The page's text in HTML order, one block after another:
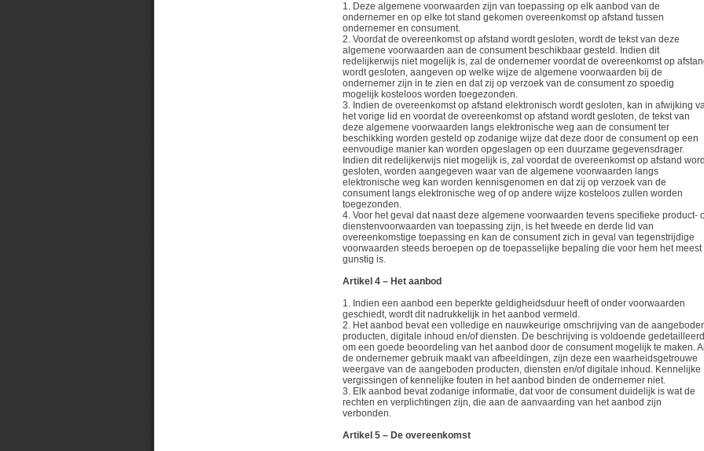
1. Deze algemene voorwaarden zijn van toepassing op elk aanbod van de
ondernemer en op elke tot stand gekomen overeenkomst op afstand tussen
ondernemer en consument.
2. Voordat de overeenkomst op afstand wordt gesloten, wordt de tekst van deze
algemene voorwaarden aan de consument beschikbaar gesteld. Indien dit
redelijkerwijs niet mogelijk is, zal de ondernemer voordat de overeenkomst op
wordt gesloten, aangeven op welke wijze de algemene voorwaarden bij de
ondernemer zijn in te zien en dat zij op verzoek van de consument zo spoedig
mogelijk kosteloos worden toegezonden.
3. Indien de overeenkomst op afstand elektronisch wordt gesloten, kan in afwijking
het vorige lid en voordat de overeenkomst op afstand wordt gesloten, de tekst van
deze algemene voorwaarden langs elektronische weg aan de consument ter
beschikking worden gesteld op zodanige wijze dat deze door de consument op een
eenvoudige manier kan worden opgeslagen op een duurzame gegevensdrager.
Indien dit redelijkerwijs niet mogelijk is, zal voordat de overeenkomst op afstand
gesloten, worden aangegeven waar van de algemene voorwaarden langs
elektronische weg kan worden kennisgenomen en dat zij op verzoek van de
consument langs elektronische weg of op andere wijze kosteloos zullen worden
toegezonden.
4. Voor het geval dat naast deze algemene voorwaarden tevens specifieke product-
dienstenvoorwaarden van toepassing zijn, is het tweede en derde lid van
overeenkomstige toepassing en kan de consument zich in geval van tegenstrijdige
voorwaarden steeds beroepen op de toepasselijke bepaling die voor hem het meest
gunstig is.
Artikel 4 – Het aanbod
1. Indien een aanbod een beperkte geldigheidsduur heeft of onder voorwaarden
geschiedt, wordt dit nadrukkelijk in het aanbod vermeld.
2. Het aanbod bevat een volledige en nauwkeurige omschrijving van de
producten, digitale inhoud en/of diensten. De beschrijving is voldoende gedetailleerd
om een goede beoordeling van het aanbod door de consument mogelijk te maken.
de ondernemer gebruik maakt van afbeeldingen, zijn deze een waarheidsgetrouwe
weergave van de aangeboden producten, diensten en/of digitale inhoud. Kennelijke
vergissingen of kennelijke fouten in het aanbod binden de ondernemer niet.
3. Elk aanbod bevat zodanige informatie, dat voor de consument duidelijk is wat de
rechten en verplichtingen zijn, die aan de aanvaarding van het aanbod zijn
verbonden.
Artikel 5 – De overeenkomst